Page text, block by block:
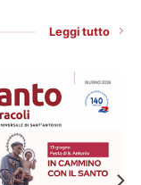
Leggi tutto